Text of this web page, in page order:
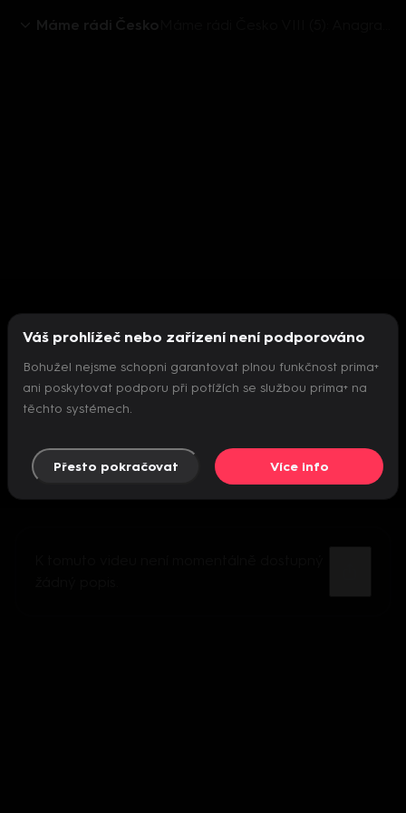
Máme rádi Česko
Nepodařilo se inicializovat přehrávač
Váš prohlížeč nebo zařízení není podporováno
Bohužel nejsme schopni garantovat plnou funkčnost prima+
ani poskytovat podporu při potížích se službou prima+ na
těchto systémech.
Přesto pokračovat Více info